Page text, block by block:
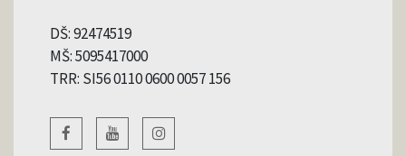
DŠ: 92474519
MŠ: 5095417000
TRR: SI56 0110 0600 0057 156